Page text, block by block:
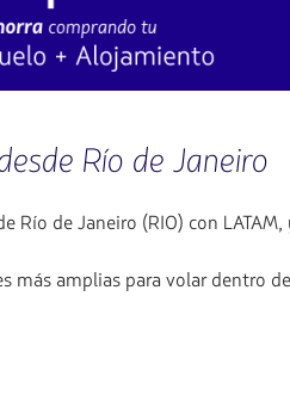
Río de Janeiro
Río de Janeiro (RIO) con
más amplias para volar dentro